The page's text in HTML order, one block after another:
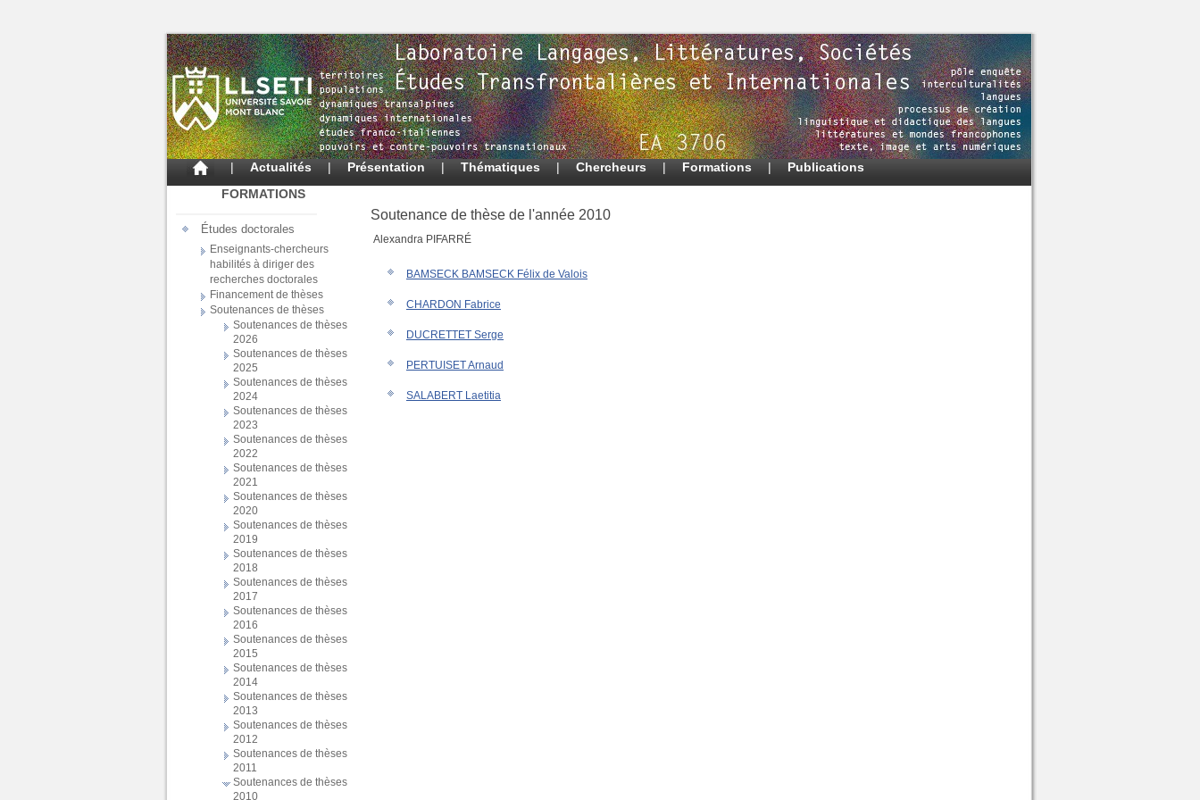
| Actualités | Présentation | Thématiques | Chercheurs | Formations | Publications
FORMATIONS
Études doctorales
Enseignants-chercheurs
habilités à diriger des
recherches doctorales
Financement de thèses
Soutenances de thèses
Soutenances de thèses
2026
Soutenances de thèses
2025
Soutenances de thèses
2024
Soutenances de thèses
2023
Soutenances de thèses
2022
Soutenances de thèses
2021
Soutenances de thèses
2020
Soutenances de thèses
2019
Soutenances de thèses
2018
Soutenances de thèses
2017
Soutenances de thèses
2016
Soutenances de thèses
2015
Soutenances de thèses
2014
Soutenances de thèses
2013
Soutenances de thèses
2012
Soutenances de thèses
2011
Soutenances de thèses
2010
Soutenance de thèse de l'année 2010
Alexandra PIFARRÉ
BAMSECK BAMSECK Félix de Valois
CHARDON Fabrice
DUCRETTET Serge
PERTUISET Arnaud
SALABERT Laetitia